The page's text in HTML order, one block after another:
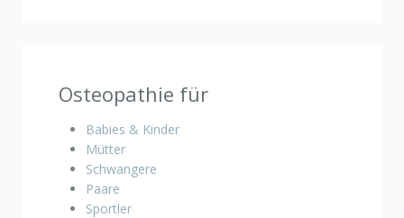
Osteopathie für
Babies & Kinder
Mütter
Schwangere
Paare
Sportler